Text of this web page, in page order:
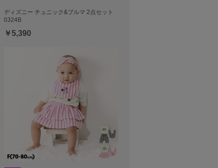
ディズニー チュニック&ブルマ 2点セット
0324B
￥5,390